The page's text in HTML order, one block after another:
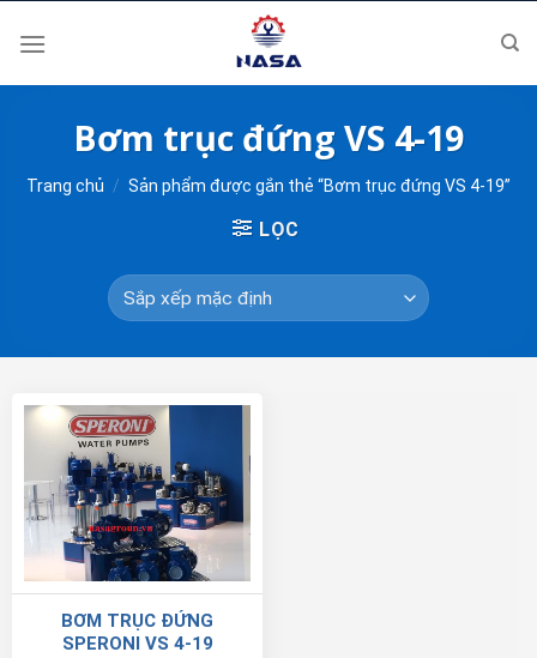
Bơm trục đứng VS 4-19
Trang chủ / Sản phẩm được gắn thẻ “Bơm trục đứng VS 4-19”
LỌC
BƠM TRỤC ĐỨNG
SPERONI VS 4-19